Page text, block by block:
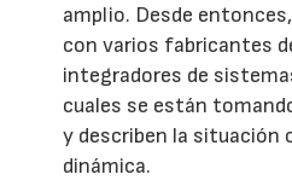
amplio. Desde
con varios fabricantes
integradores de
cuales se están
y describen la situación
dinámica.